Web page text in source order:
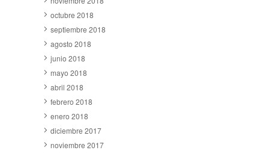
octubre 2018
septiembre 2018
agosto 2018
junio 2018
mayo 2018
abril 2018
febrero 2018
enero 2018
diciembre 2017
noviembre 2017